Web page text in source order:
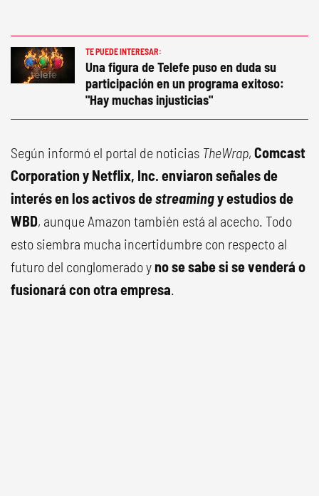
TE PUEDE INTERESAR:
Una figura de Telefe puso en duda su
participación en un programa exitoso:
"Hay muchas injusticias"
Según informó el portal de noticias TheWrap, Comcast
Corporation y Netflix, Inc. enviaron señales de
interés en los activos destreamingy estudios de
WBD, aunque Amazon también está al acecho. Todo
esto siembra mucha incertidumbre con respecto al
futuro del conglomerado y no se sabe si se venderá o
fusionará con otra empresa.